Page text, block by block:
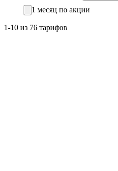
1 месяц по акции
1-10 из 76 тарифов